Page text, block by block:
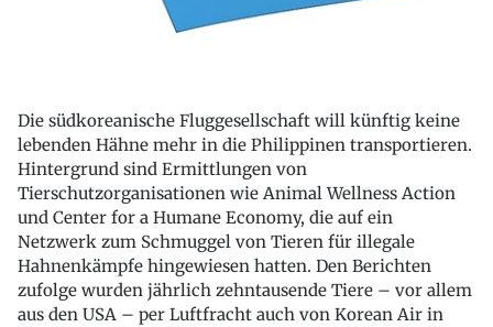
Die südkoreanische Fluggesellschaft will künftig keine
lebenden Hähne mehr in die Philippinen transportieren.
Hintergrund sind Ermittlungen von
Tierschutzorganisationen wie Animal Wellness Action
und Center for a Humane Economy, die auf ein
Netzwerk zum Schmuggel von Tieren für illegale
Hahnenkämpfe hingewiesen hatten. Den Berichten
zufolge wurden jährlich zehntausende Tiere – vor allem
aus den USA – per Luftfracht auch von Korean Air in